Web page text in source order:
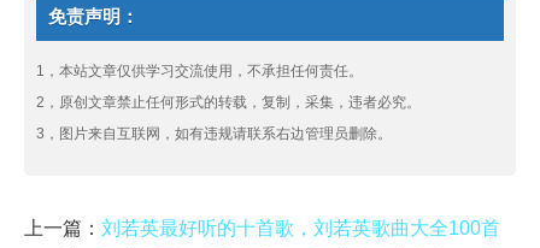
免责声明：
1，本站文章仅供学习交流使用，不承担任何责任。
2，原创文章禁止任何形式的转载，复制，采集，违者必究。
3，图片来自互联网，如有违规请联系右边管理员删除。
上一篇： 刘若英最好听的十首歌，刘若英歌曲大全100首